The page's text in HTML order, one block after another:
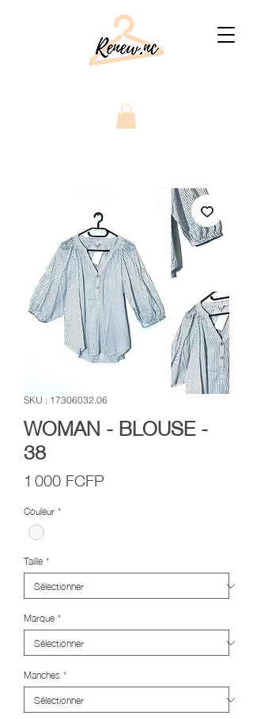
SKU : 17306032.06
WOMAN - BLOUSE -
38
1 000 FCFP
Couleur*
Taille*
Marque*
Manches*